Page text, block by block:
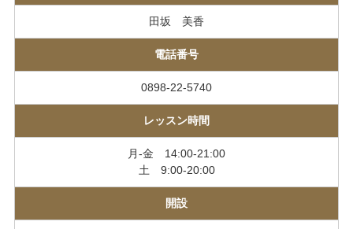
田坂 美香
電話番号
0898-22-5740
レッスン時間
月-金 14:00-21:00
土 9:00-20:00
開設